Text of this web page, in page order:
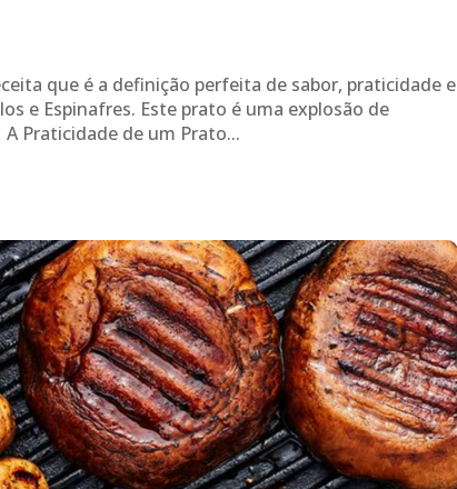
que é a definição perfeita de sabor, praticidade e
e Espinafres. Este prato é uma explosão de
Praticidade de um Prato...